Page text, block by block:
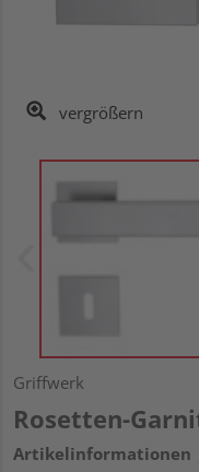
vergrößern
Griffwerk
Rosetten-
Artikelinformationen